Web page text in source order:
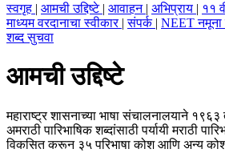
स्वगृह | आमची उद्दिष्टे | आवाहन | अभिप्राय | ११
माध्यम वरदानाचा स्वीकार | संपर्क | NEET नमूना
शब्द सुचवा
आमची उद्दिष्टे
महाराष्ट्र शासनाच्या भाषा संचालनालयाने
अमराठी पारिभाषिक शब्दांसाठी पर्यायी मराठी
विकसित करून ३५ परिभाषा कोश आणि अन्य